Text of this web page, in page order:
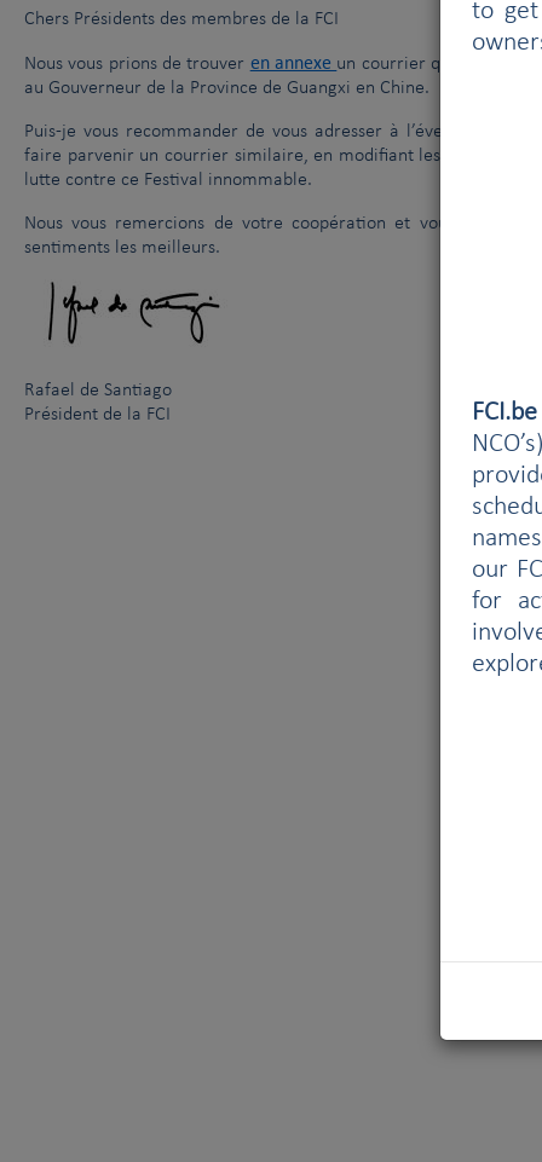
to get
our
for
Chers Présidents des membres de la FCI
Nous vous prions de trouver en annexe un courrier que nous
au Gouverneur de la Province de Guangxi en Chine.
Puis-je vous recommander de vous adresser à l’éventuelle
faire parvenir un courrier similaire, en modifiant les
lutte contre ce Festival innommable.
Nous vous remercions de votre coopération et vous prions
sentiments les meilleurs.
Rafael de Santiago
Président de la FCI